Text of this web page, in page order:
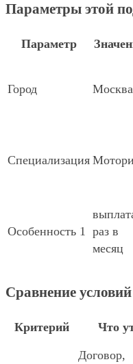
Параметры этой
Параметр
Город Москва
Специализация
Особенность 1 раз в
месяц
Сравнение
Критерий Что
Договор,